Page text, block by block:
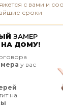
с вами и
сроки
ЗАМЕР
НА ДОМУ!
у вас
на